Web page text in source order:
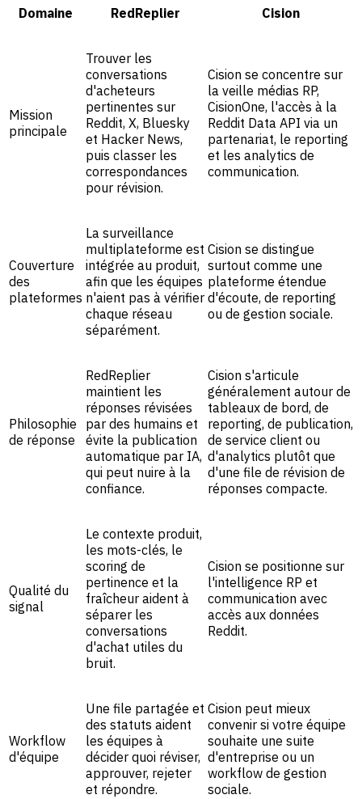
Domaine RedReplier Cision
Mission
principale
Trouver les
conversations
d'acheteurs
pertinentes sur
Reddit, X, Bluesky
et Hacker News,
puis classer les
correspondances
pour révision.
Cision se concentre sur
la veille médias RP,
CisionOne, l'accès à la
Reddit Data API via un
partenariat, le reporting
et les analytics de
communication.
Couverture
des
plateformes
La surveillance
multiplateforme est
intégrée au produit,
afin que les équipes
n'aient pas à vérifier
chaque réseau
séparément.
Cision se distingue
surtout comme une
plateforme étendue
d'écoute, de reporting
ou de gestion sociale.
Philosophie
de réponse
RedReplier
maintient les
réponses révisées
par des humains et
évite la publication
automatique par IA,
qui peut nuire à la
confiance.
Cision s'articule
généralement autour de
tableaux de bord, de
reporting, de publication,
de service client ou
d'analytics plutôt que
d'une file de révision de
réponses compacte.
Qualité du
signal
Le contexte produit,
les mots-clés, le
scoring de
pertinence et la
fraîcheur aident à
séparer les
conversations
d'achat utiles du
bruit.
Cision se positionne sur
l'intelligence RP et
communication avec
accès aux données
Reddit.
Workflow
d'équipe
Une file partagée et
des statuts aident
les équipes à
décider quoi réviser,
approuver, rejeter
et répondre.
Cision peut mieux
convenir si votre équipe
souhaite une suite
d'entreprise ou un
workflow de gestion
sociale.